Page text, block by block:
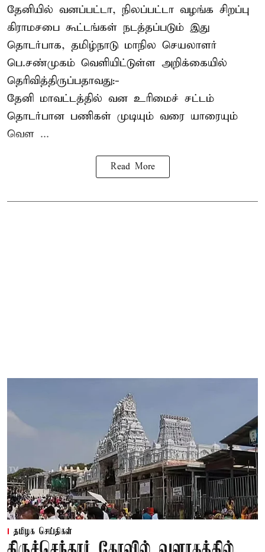
தேனியில் வனப்பட்டா, நிலப்பட்டா வழங்க சிறப்பு
கிராமசபை கூட்டங்கள் நடத்தப்படும் இது
தொடர்பாக, தமிழ்நாடு மாநில செயலாளர்
பெ.சண்முகம் வெளியிட்டுள்ள அறிக்கையில்
தெரிவித்திருப்பதாவது:-
தேனி மாவட்டத்தில் வன உரிமைச் சட்டம்
தொடர்பான பணிகள் முடியும் வரை யாரையும்
வெள ...
Read More
தமிழக செய்திகள்